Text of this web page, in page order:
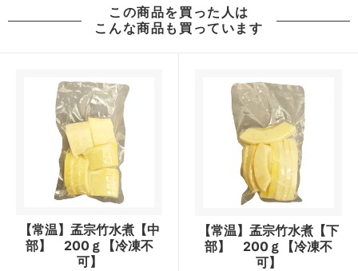
この商品を買った人は
こんな商品も買っています
【常温】孟宗竹水煮【中
部】 200ｇ【冷凍不
可】
【常温】孟宗竹水煮【下
部】 200ｇ【冷凍不
可】